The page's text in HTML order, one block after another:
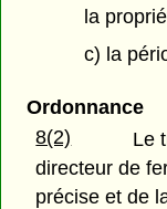
la
c) la
Ordonnance
8(2)
Le
directeur de
précise et de